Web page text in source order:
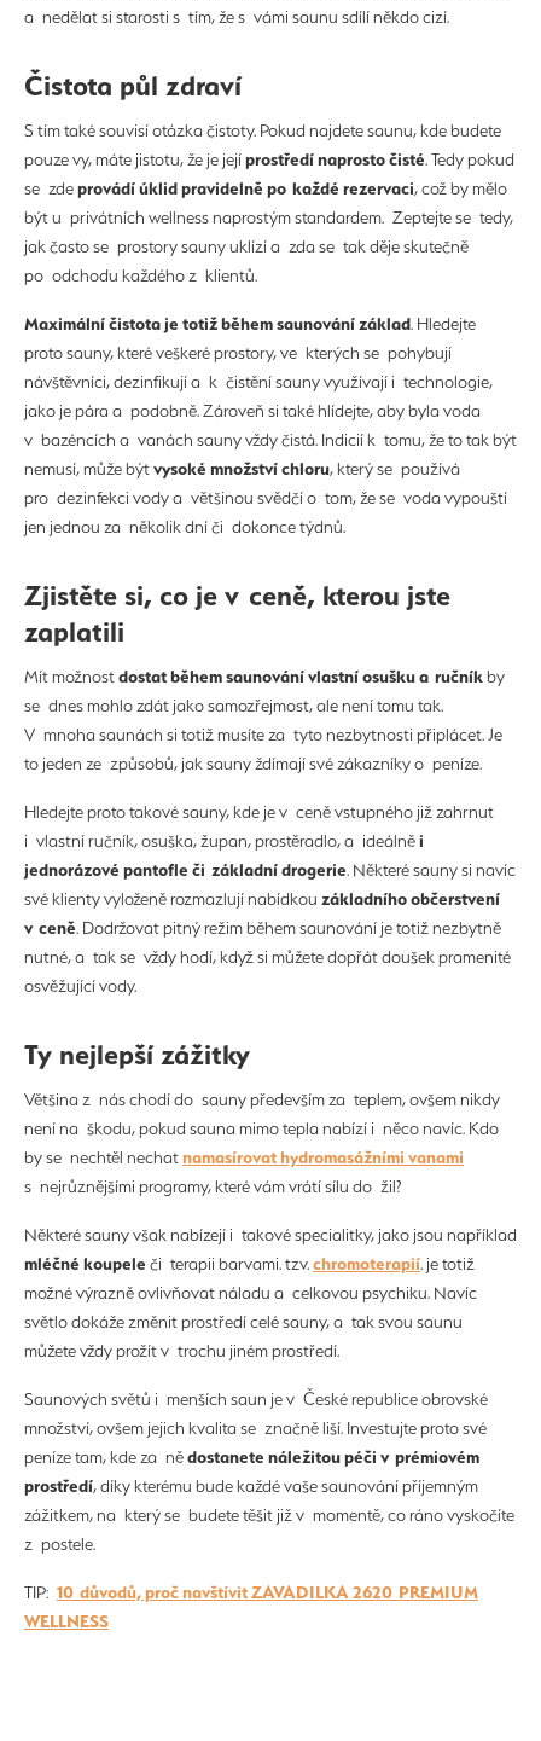
a nedělat si starosti s tím, že s vámi saunu sdílí někdo cizí.
Čistota půl zdraví
S tím také souvisí otázka čistoty. Pokud najdete saunu, kde budete
pouze vy, máte jistotu, že je jejíprostředí naprosto čisté. Tedy pokud
se zdeprovádí úklid pravidelně po každé rezervaci, což by mělo
být u privátních wellness naprostým standardem. Zeptejte se tedy,
jak často se prostory sauny uklízí a zda se tak děje skutečně
po odchodu každého z klientů.
Maximální čistota je totiž během saunování základ. Hledejte
proto sauny, které veškeré prostory, ve kterých se pohybují
návštěvníci, dezinfikují a k čistění sauny využívají i technologie,
jako je pára a podobně. Zároveň si také hlídejte, aby byla voda
v bazéncích a vanách sauny vždy čistá. Indicií k tomu, že to tak být
nemusí, může býtvysoké množství chloru, který se používá
pro dezinfekci vody a většinou svědčí o tom, že se voda vypouští
jen jednou za několik dní či dokonce týdnů.
Zjistěte si, co je v ceně, kterou jste
zaplatili
Mít možnostdostat během saunování vlastní osušku a ručníkby
se dnes mohlo zdát jako samozřejmost, ale není tomu tak.
V mnoha saunách si totiž musíte za tyto nezbytnosti připlácet. Je
to jeden ze způsobů, jak sauny ždímají své zákazníky o peníze.
Hledejte proto takové sauny, kde je v ceně vstupného již zahrnut
i vlastní ručník, osuška, župan, prostěradlo, a ideálně i
jednorázové pantofle či základní drogerie. Některé sauny si navíc
své klienty vyloženě rozmazlují nabídkou základního občerstvení
v ceně. Dodržovat pitný režim během saunování je totiž nezbytně
nutné, a tak se vždy hodí, když si můžete dopřát doušek pramenité
osvěžující vody.
Ty nejlepší zážitky
Většina z nás chodí do sauny především za teplem, ovšem nikdy
není na škodu, pokud sauna mimo tepla nabízí i něco navíc. Kdo
by se nechtěl nechatnamasírovat hydromasážními vanami
s nejrůznějšími programy, které vám vrátí sílu do žil?
Některé sauny však nabízejí i takové specialitky, jako jsou například
mléčné koupele či terapii barvami. tzv.chromoterapií. je totiž
možné výrazně ovlivňovat náladu a celkovou psychiku. Navíc
světlo dokáže změnit prostředí celé sauny, a tak svou saunu
můžete vždy prožít v trochu jiném prostředí.
Saunových světů i menších saun je v České republice obrovské
množství, ovšem jejich kvalita se značně liší. Investujte proto své
peníze tam, kde za nědostanete náležitou péči v prémiovém
prostředí, díky kterému bude každé vaše saunování příjemným
zážitkem, na který se budete těšit již v momentě, co ráno vyskočíte
z postele.
TIP: 10 důvodů, proč navštívit ZAVADILKA 2620 PREMIUM
WELLNESS